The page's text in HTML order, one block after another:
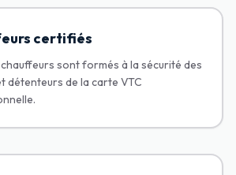
certifiés
sont formés à la sécurité des
détenteurs de la carte VTC